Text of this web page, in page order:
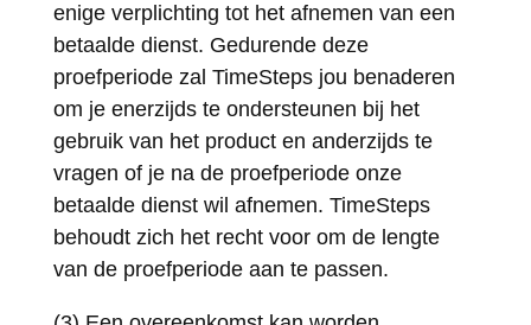
enige verplichting tot het afnemen van een
betaalde dienst. Gedurende deze
proefperiode zal TimeSteps jou benaderen
om je enerzijds te ondersteunen bij het
gebruik van het product en anderzijds te
vragen of je na de proefperiode onze
betaalde dienst wil afnemen. TimeSteps
behoudt zich het recht voor om de lengte
van de proefperiode aan te passen.